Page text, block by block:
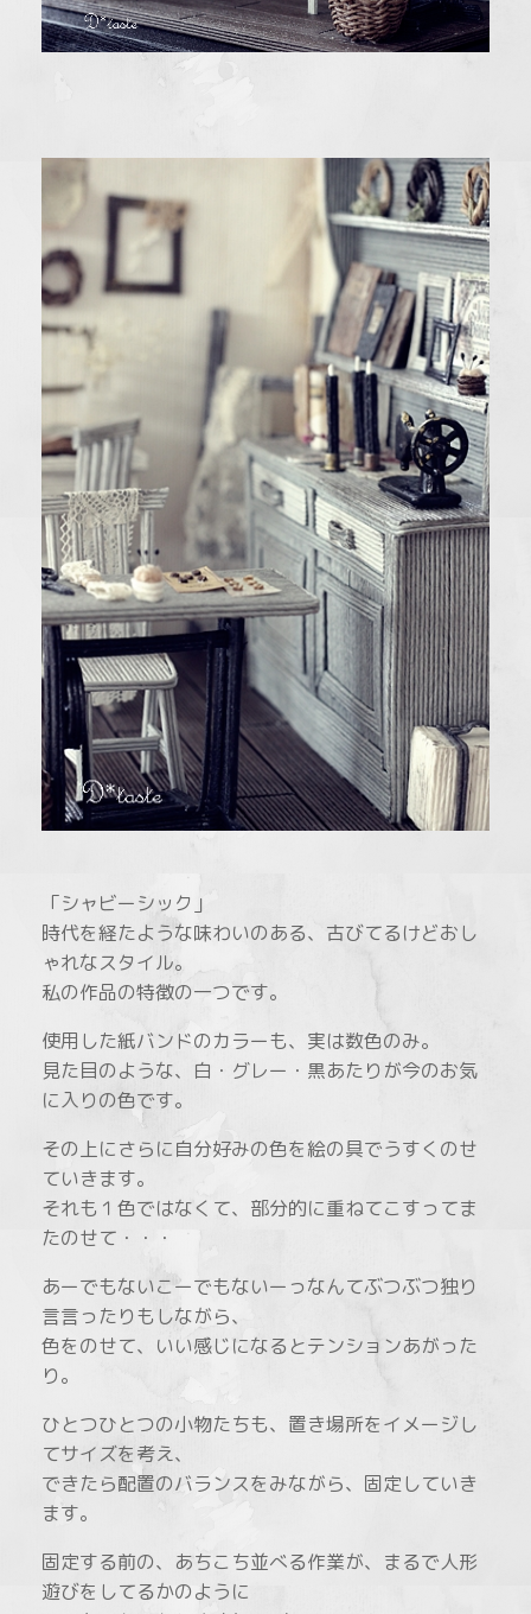
「シャビーシック」
時代を経たような味わいのある、古びてるけどおし
ゃれなスタイル。
私の作品の特徴の一つです。
使用した紙バンドのカラーも、実は数色のみ。
見た目のような、白・グレー・黒あたりが今のお気
に入りの色です。
その上にさらに自分好みの色を絵の具でうすくのせ
ていきます。
それも１色ではなくて、部分的に重ねてこすってま
たのせて・・・
あーでもないこーでもないーっなんてぶつぶつ独り
言言ったりもしながら、
色をのせて、いい感じになるとテンションあがった
り。
ひとつひとつの小物たちも、置き場所をイメージし
てサイズを考え、
できたら配置のバランスをみながら、固定していき
ます。
固定する前の、あちこち並べる作業が、まるで人形
遊びをしてるかのように